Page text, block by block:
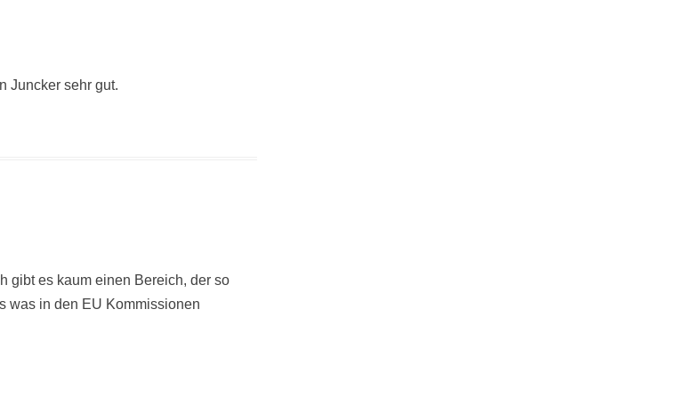
Juncker sehr gut.
gibt es kaum einen Bereich, der so
was in den EU Kommissionen